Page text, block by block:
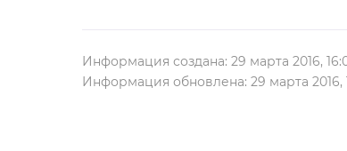
Информация создана: 29 марта 2016,
Информация обновлена: 29 марта 2016,